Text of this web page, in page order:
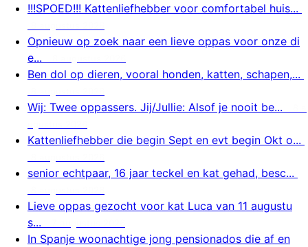
!!!SPOED!!! Kattenliefhebber voor comfortabel huis...
Opnieuw op zoek naar een lieve oppas voor onze di
e...
Ben dol op dieren, vooral honden, katten, schapen,...
Wij: Twee oppassers. Jij/Jullie: Alsof je nooit be...
Kattenliefhebber die begin Sept en evt begin Okt o...
senior echtpaar, 16 jaar teckel en kat gehad, besc...
Lieve oppas gezocht voor kat Luca van 11 augustu
s...
In Spanje woonachtige jong pensionados die af en